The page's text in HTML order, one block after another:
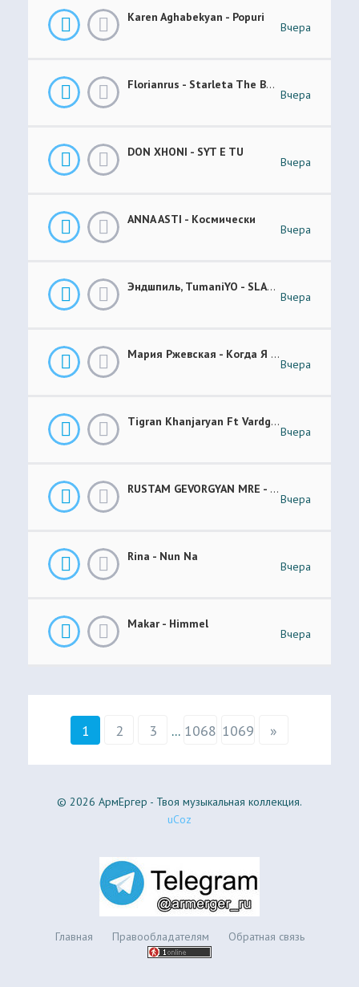
Karen Aghabekyan - Popuri
Вчера
Florianrus - Starleta The Bar Session
Вчера
DON XHONI - SYT E TU
Вчера
ANNA ASTI - Космически
Вчера
Эндшпиль, TumaniYO - SLANG
Вчера
Мария Ржевская - Когда Я Стану Кошкой (Future Garage Remix)
Вчера
Tigran Khanjaryan Ft Vardges - Pap Jan
Вчера
RUSTAM GEVORGYAN MRE - GAR XOROVATC
Вчера
Rina - Nun Na
Вчера
Makar - Himmel
Вчера
1 2 3 ... 1068 1069 »
© 2026 АрмЕргер - Твоя музыкальная коллекция.
uCoz
Главная Правообладателям Обратная связь